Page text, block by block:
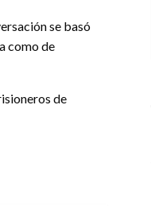
se basó
como de
de